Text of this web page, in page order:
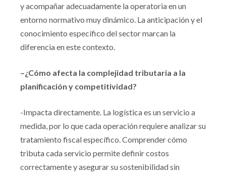
y acompañar adecuadamente la operatoria en un
entorno normativo muy dinámico. La anticipación y el
conocimiento específico del sector marcan la
diferencia en este contexto.
–¿Cómo afecta la complejidad tributaria a la
planificación y competitividad?
-Impacta directamente. La logística es un servicio a
medida, por lo que cada operación requiere analizar su
tratamiento fiscal específico. Comprender cómo
tributa cada servicio permite definir costos
correctamente y asegurar su sostenibilidad sin